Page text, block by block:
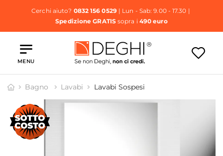
Cerchi aiuto? 0832 156 0529| Lun - Sab: 9.00 - 17.30 |
Spedizione GRATISsopra i 490 euro
MENU
Bagno Lavabi Lavabi Sospesi